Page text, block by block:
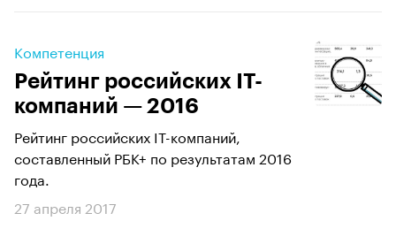
Компетенция
Рейтинг российских IT-
компаний — 2016
Рейтинг российских IT-компаний,
составленный РБК+ по результатам 2016
года.
27 апреля 2017